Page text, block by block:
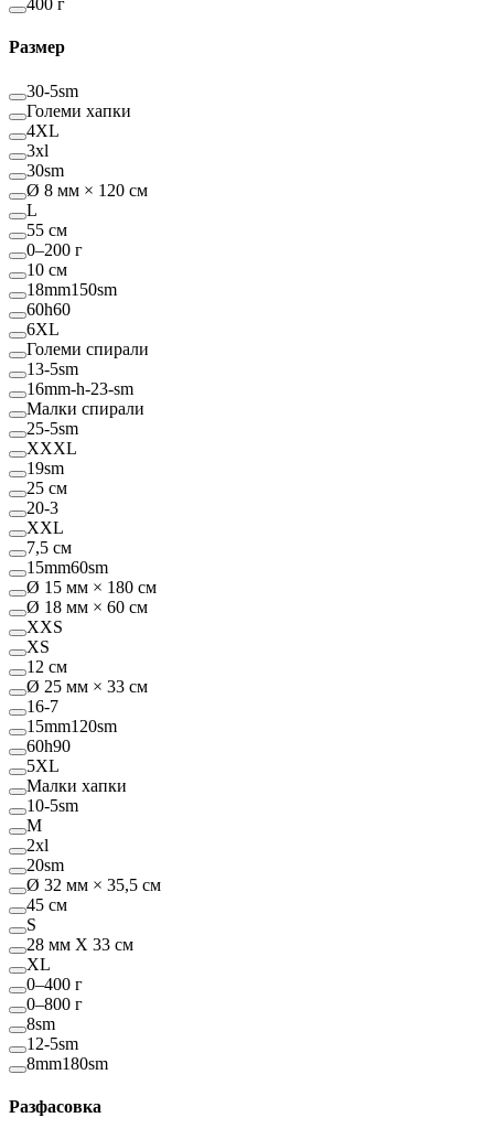
400 г
Размер
30-5sm
Големи хапки
4XL
3xl
30sm
Ø 8 мм × 120 см
L
55 см
0–200 г
10 см
18mm150sm
60h60
6XL
Големи спирали
13-5sm
16mm-h-23-sm
Малки спирали
25-5sm
XXXL
19sm
25 см
20-3
XXL
7,5 см
15mm60sm
Ø 15 мм × 180 см
Ø 18 мм × 60 см
XXS
XS
12 см
Ø 25 мм × 33 см
16-7
15mm120sm
60h90
5XL
Малки хапки
10-5sm
M
2xl
20sm
Ø 32 мм × 35,5 см
45 см
S
28 мм Х 33 см
XL
0–400 г
0–800 г
8sm
12-5sm
8mm180sm
Разфасовка